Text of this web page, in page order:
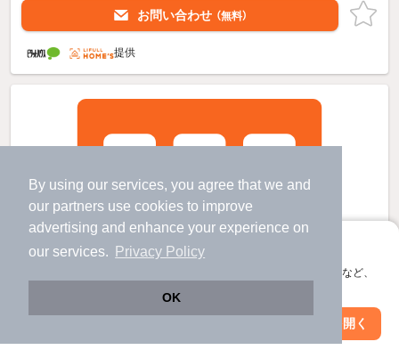
By using our services, you agree that we and
our partners use cookies to improve
advertising and enhance your experience on
our services.
Privacy Policy
OK
アプリに切り替えて、サクサクお部屋探し
会員登録なしですぐ使える。マップ検索やお気に入り保存など、
アプリを開く
お問い合わせ （無料）
提供
絞り込み条件を変更